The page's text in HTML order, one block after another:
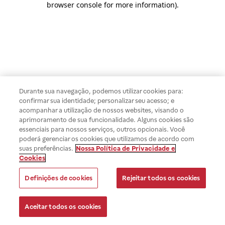
browser console for more information).
Durante sua navegação, podemos utilizar cookies para:
confirmar sua identidade; personalizar seu acesso; e
acompanhar a utilização de nossos websites, visando o
aprimoramento de sua funcionalidade. Alguns cookies são
essenciais para nossos serviços, outros opcionais. Você
poderá gerenciar os cookies que utilizamos de acordo com
suas preferências. Nossa Política de Privacidade e
Cookies
Definições de cookies Rejeitar todos os cookies
Aceitar todos os cookies